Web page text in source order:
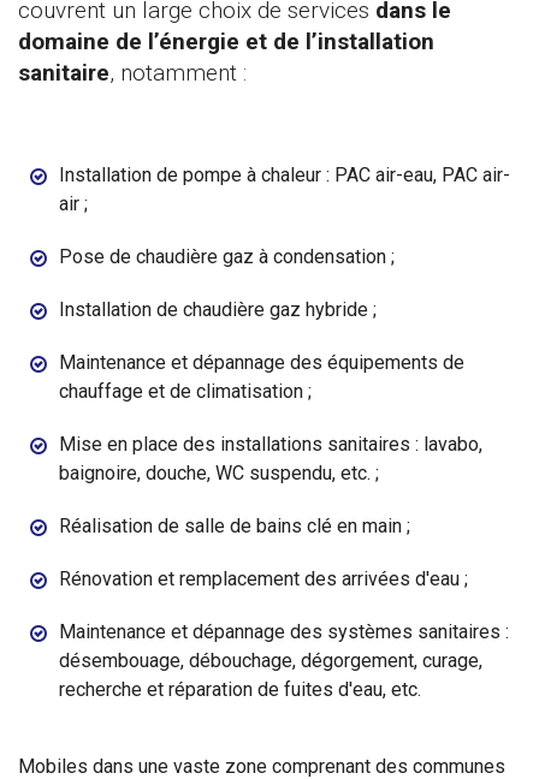
couvrent un large choix de services dans le
domaine de l’énergie et de l’installation
sanitaire, notamment :
Installation de pompe à chaleur : PAC air-eau, PAC air-
air ;
Pose de chaudière gaz à condensation ;
Installation de chaudière gaz hybride ;
Maintenance et dépannage des équipements de
chauffage et de climatisation ;
Mise en place des installations sanitaires : lavabo,
baignoire, douche, WC suspendu, etc. ;
Réalisation de salle de bains clé en main ;
Rénovation et remplacement des arrivées d'eau ;
Maintenance et dépannage des systèmes sanitaires :
désembouage, débouchage, dégorgement, curage,
recherche et réparation de fuites d'eau, etc.
Mobiles dans une vaste zone comprenant des communes